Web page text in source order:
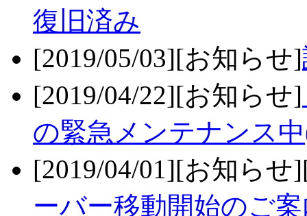
復旧済み
[2019/05/03][お知らせ]
[2019/04/22][お知らせ]
の緊急メンテナンス
[2019/04/01][お知らせ
ーバー移動開始のご